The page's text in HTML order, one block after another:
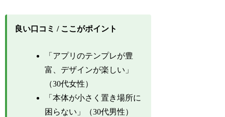
良い口コミ / ここがポイント
「アプリのテンプレが豊
富、デザインが楽しい」
（30代女性）
「本体が小さく置き場所に
困らない」（30代男性）